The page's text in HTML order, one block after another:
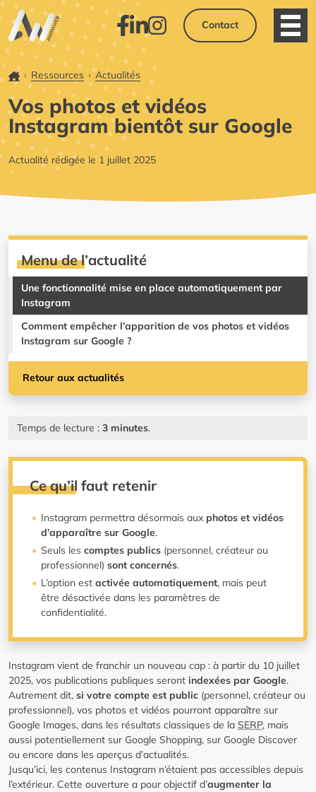
Facebook
LinkedInInstagram
Contact
Accueil
Ressources Actualités
Vos photos et vidéos
Instagram bientôt sur Google
Actualité rédigée le 1 juillet 2025
Menu de l’actualité
Une fonctionnalité mise en place automatiquement par
Instagram
Comment empêcher l’apparition de vos photos et vidéos
Instagram sur Google ?
Retour aux actualités
Temps de lecture : 3 minutes.
Ce qu’il faut retenir
Instagram permettra désormais aux photos et vidéos
d’apparaître sur Google.
Seuls les comptes publics (personnel, créateur ou
professionnel) sont concernés.
L’option est activée automatiquement, mais peut
être désactivée dans les paramètres de
confidentialité.
Instagram vient de franchir un nouveau cap : à partir du 10 juillet
2025, vos publications publiques seront indexées par Google.
Autrement dit, si votre compte est public (personnel, créateur ou
professionnel), vos photos et vidéos pourront apparaître sur
Google Images, dans les résultats classiques de la SERP, mais
aussi potentiellement sur Google Shopping, sur Google Discover
ou encore dans les aperçus d’actualités.
Jusqu’ici, les contenus Instagram n’étaient pas accessibles depuis
l’extérieur. Cette ouverture a pour objectif d’augmenter la